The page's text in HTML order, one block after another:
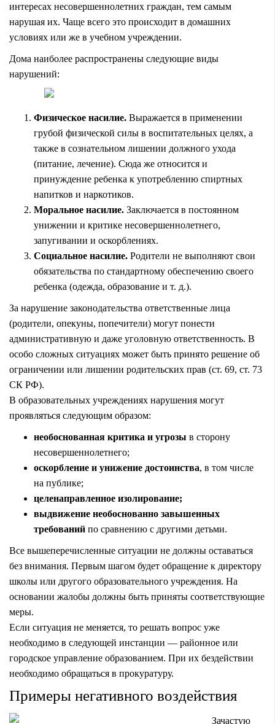
интересах несовершеннолетних граждан, тем самым
нарушая их. Чаще всего это происходит в домашних
условиях или же в учебном учреждении.
Дома наиболее распространены следующие виды
нарушений:
Физическое насилие. Выражается в применении
грубой физической силы в воспитательных целях, а
также в сознательном лишении должного ухода
(питание, лечение). Сюда же относится и
принуждение ребенка к употреблению спиртных
напитков и наркотиков.
Моральное насилие. Заключается в постоянном
унижении и критике несовершеннолетнего,
запугивании и оскорблениях.
Социальное насилие. Родители не выполняют свои
обязательства по стандартному обеспечению своего
ребенка (одежда, образование и т. д.).
За нарушение законодательства ответственные лица
(родители, опекуны, попечители) могут понести
административную и даже уголовную ответственность. В
особо сложных ситуациях может быть принято решение об
ограничении или лишении родительских прав (ст. 69, ст. 73
СК РФ).
В образовательных учреждениях нарушения могут
проявляться следующим образом:
необоснованная критика и угрозы в сторону
несовершеннолетнего;
оскорбление и унижение достоинства, в том числе
на публике;
целенаправленное изолирование;
выдвижение необоснованно завышенных
требований по сравнению с другими детьми.
Все вышеперечисленные ситуации не должны оставаться
без внимания. Первым шагом будет обращение к директору
школы или другого образовательного учреждения. На
основании жалобы должны быть приняты соответствующие
меры.
Если ситуация не меняется, то решать вопрос уже
необходимо в следующей инстанции — районное или
городское управление образованием. При их бездействии
необходимо обращаться в прокуратуру.
Примеры негативного воздействия
Зачастую